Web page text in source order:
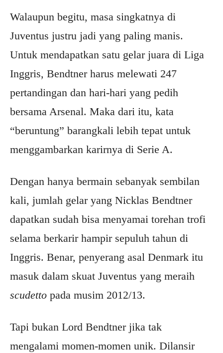
Walaupun begitu, masa singkatnya di
Juventus justru jadi yang paling manis.
Untuk mendapatkan satu gelar juara di Liga
Inggris, Bendtner harus melewati 247
pertandingan dan hari-hari yang pedih
bersama Arsenal. Maka dari itu, kata
“beruntung” barangkali lebih tepat untuk
menggambarkan karirnya di Serie A.
Dengan hanya bermain sebanyak sembilan
kali, jumlah gelar yang Nicklas Bendtner
dapatkan sudah bisa menyamai torehan trofi
selama berkarir hampir sepuluh tahun di
Inggris. Benar, penyerang asal Denmark itu
masuk dalam skuat Juventus yang meraih
scudetto pada musim 2012/13.
Tapi bukan Lord Bendtner jika tak
mengalami momen-momen unik. Dilansir